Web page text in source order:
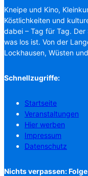
Kneipe und Kino,
Köstlichkeiten und
dabei – Tag für Tag.
was los ist. Von der
Lockhausen, Wüsten
Schnellzugriffe:
Startseite
Veranstaltungen
Hier werben
Impressum
Datenschutz
Nichts verpassen: